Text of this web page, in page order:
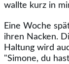
wallte kurz in
Eine Woche
ihren Nacken.
Haltung wird
"Simone, du